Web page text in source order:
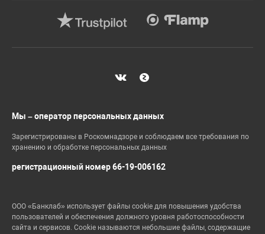
Мы – оператор персональных данных
Зарегистрированы в Роскомнадзоре и соблюдаем все требования по
хранению и обработке персональных данных
регистрационный номер 66-19-006162
ООО «Банклаб» использует файлы cookie для повышения удобства
пользователей и обеспечения должного уровня работоспособности
сайта и сервисов. Cookie называются небольшие файлы, содержащие